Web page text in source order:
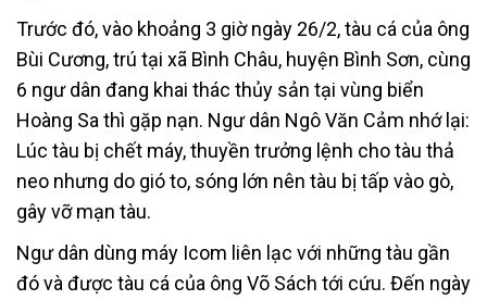
Trước đó, vào khoảng 3 giờ ngày 26/2, tàu cá của ông
Bùi Cương, trú tại xã Bình Châu, huyện Bình Sơn, cùng
6 ngư dân đang khai thác thủy sản tại vùng biển
Hoàng Sa thì gặp nạn. Ngư dân Ngô Văn Cảm nhớ lại:
Lúc tàu bị chết máy, thuyền trưởng lệnh cho tàu thả
neo nhưng do gió to, sóng lớn nên tàu bị tấp vào gò,
gây vỡ mạn tàu.
Ngư dân dùng máy Icom liên lạc với những tàu gần
đó và được tàu cá của ông Võ Sách tới cứu. Đến ngày